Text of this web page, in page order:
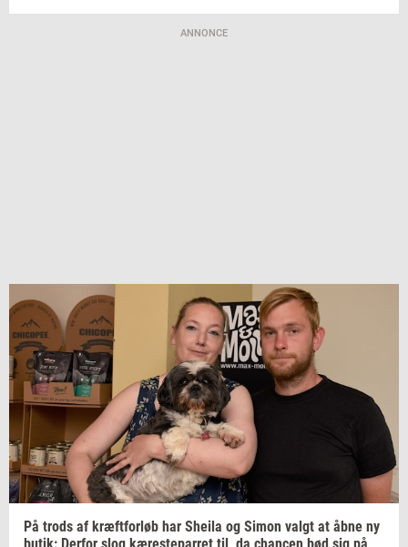
ANNONCE
På trods af kræft­for­løb har Sheila og Simon valgt at åbne ny
butik: Der­for slog kæ­re­ste­par­ret til, da chan­cen bød sig på